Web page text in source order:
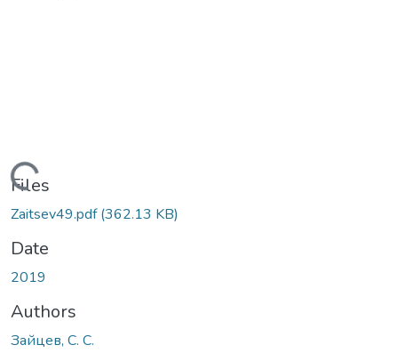
Loading...
Files
Zaitsev49.pdf(362.13 KB)
Date
2019
Authors
Зайцев, С. С.